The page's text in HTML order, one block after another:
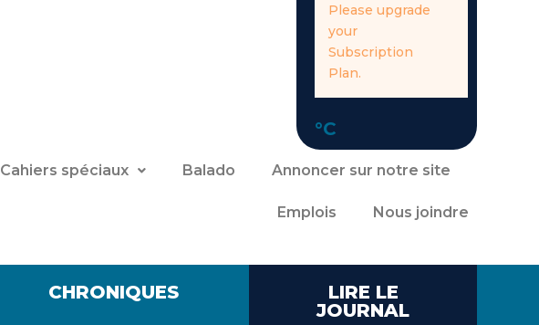
Please upgrade
your
Subscription
Plan.
°C
Cahiers spéciaux Balado Annoncer sur notre site
Emplois Nous joindre
CHRONIQUES
LIRE LE
JOURNAL